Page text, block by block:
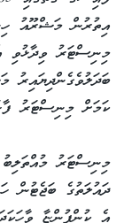
ކަމަށް މިނިސްޓަރު
ދައުލަތުގެ ބަޖެޓުން